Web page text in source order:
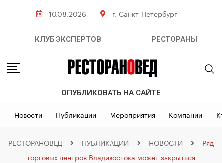
10.08.2026 г. Санкт-Петербург
КЛУБ ЭКСПЕРТОВ РЕСТОРАНЫ
ОПУБЛИКОВАТЬ НА САЙТЕ
Новости Публикации Мероприятия Компании
РЕСТОРАНОВЕД ПУБЛИКАЦИИ НОВОСТИ
Ряд
торговых центров Владивостока может закрыться